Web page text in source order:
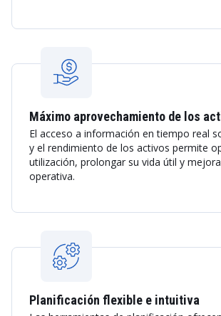
Máximo aprovechamiento de los
El acceso a información en tiempo real
y el rendimiento de los activos permite
utilización, prolongar su vida útil y
operativa.
Planificación flexible e intuitiva